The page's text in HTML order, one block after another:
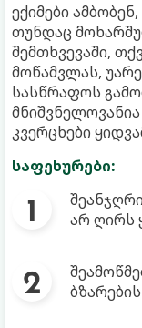
ექიმები
თუნდაც
შემთხვევაში,
მოწამვლას,
სასწრაფოს
კვერცხები
საფეხურები:
არ ღირს